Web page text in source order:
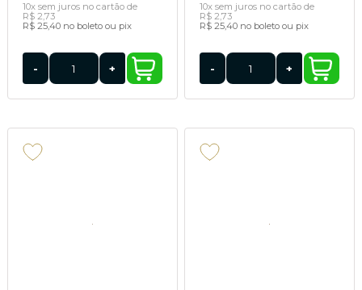
10x sem juros no cartãode
R$ 2,73
R$ 25,40 no boleto ou pix
- +
10x sem juros no cartão de
R$ 2,73
R$ 25,40 no boleto ou pix
- +